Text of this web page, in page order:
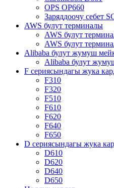
OPS OP660
Заряддоочу себет
AWS булут терминалы
AWS булут
AWS булут
Alibaba булут жумуш
Alibaba булут
F сериясындагы жука
F310
F320
F510
F610
F620
F640
F650
D сериясындагы жука
D610
D620
D640
D650